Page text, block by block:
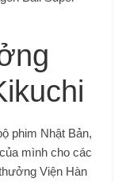
phim Nhật Bản,
mình cho các
Viện Hàn